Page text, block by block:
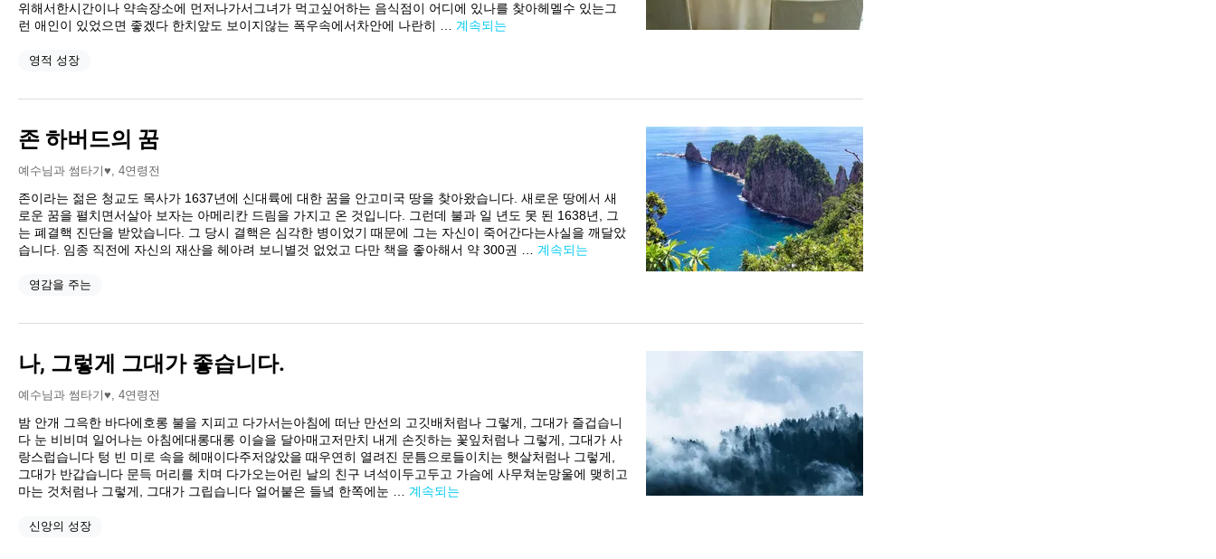
위해서한시간이나 약속장소에 먼저나가서그녀가 먹고싶어하는 음식점이 어디에 있나를 찾아헤멜수 있는그
런 애인이 있었으면 좋겠다 한치앞도 보이지않는 폭우속에서차안에 나란히 … 계속되는
영적 성장
존 하버드의 꿈
예수님과 썸타기♥, 4연령전
존이라는 젊은 청교도 목사가 1637년에 신대륙에 대한 꿈을 안고미국 땅을 찾아왔습니다. 새로운 땅에서 새
로운 꿈을 펼치면서살아 보자는 아메리칸 드림을 가지고 온 것입니다. 그런데 불과 일 년도 못 된 1638년, 그
는 폐결핵 진단을 받았습니다. 그 당시 결핵은 심각한 병이었기 때문에 그는 자신이 죽어간다는사실을 깨달았
습니다. 임종 직전에 자신의 재산을 헤아려 보니별것 없었고 다만 책을 좋아해서 약 300권 … 계속되는
영감을 주는
나, 그렇게 그대가 좋습니다.
예수님과 썸타기♥ 4연령전
밤 안개 그윽한 바다에호롱 불을 지피고 다가서는아침에 떠난 만선의 고깃배처럼나 그렇게, 그대가 즐겁습니
다 눈 비비며 일어나는 아침에대롱대롱 이슬을 달아매고저만치 내게 손짓하는 꽃잎처럼나 그렇게, 그대가 사
랑스럽습니다 텅 빈 미로 속을 헤매이다주저않았을 때우연히 열려진 문틈으로들이치는 햇살처럼나 그렇게,
그대가 반갑습니다 문득 머리를 치며 다가오는어린 날의 친구 녀석이두고두고 가슴에 사무쳐눈망울에 맺히고
마는 것처럼나 그렇게, 그대가 그립습니다 얼어붙은 들녘 한쪽에눈 … 계속되는
신앙의 성장